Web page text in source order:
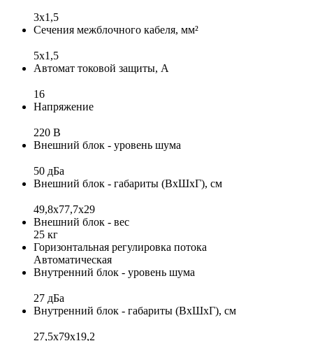
3x1,5
Сечения межблочного кабеля, мм²
5x1,5
Автомат токовой защиты, А
16
Напряжение
220 В
Внешний блок - уровень шума
50 дБа
Внешний блок - габариты (ВхШхГ), см
49,8x77,7x29
Внешний блок - вес
25 кг
Горизонтальная регулировка потока
Автоматическая
Внутренний блок - уровень шума
27 дБа
Внутренний блок - габариты (ВхШхГ), см
27,5x79x19,2